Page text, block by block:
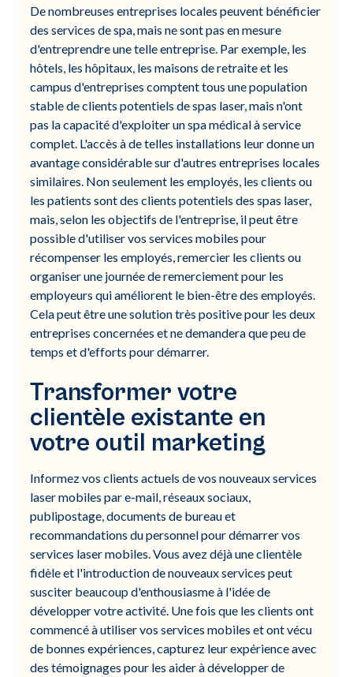
De nombreuses entreprises locales peuvent bénéficier
des services de spa, mais ne sont pas en mesure
d'entreprendre une telle entreprise. Par exemple, les
hôtels, les hôpitaux, les maisons de retraite et les
campus d'entreprises comptent tous une population
stable de clients potentiels de spas laser, mais n'ont
pas la capacité d'exploiter un spa médical à service
complet. L'accès à de telles installations leur donne un
avantage considérable sur d'autres entreprises locales
similaires. Non seulement les employés, les clients ou
les patients sont des clients potentiels des spas laser,
mais, selon les objectifs de l'entreprise, il peut être
possible d'utiliser vos services mobiles pour
récompenser les employés, remercier les clients ou
organiser une journée de remerciement pour les
employeurs qui améliorent le bien-être des employés.
Cela peut être une solution très positive pour les deux
entreprises concernées et ne demandera que peu de
temps et d'efforts pour démarrer.
Transformer votre
clientèle existante en
votre outil marketing
Informez vos clients actuels de vos nouveaux services
laser mobiles par e-mail, réseaux sociaux,
publipostage, documents de bureau et
recommandations du personnel pour démarrer vos
services laser mobiles. Vous avez déjà une clientèle
fidèle et l'introduction de nouveaux services peut
susciter beaucoup d'enthousiasme à l'idée de
développer votre activité. Une fois que les clients ont
commencé à utiliser vos services mobiles et ont vécu
de bonnes expériences, capturez leur expérience avec
des témoignages pour les aider à développer de